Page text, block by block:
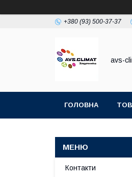
+380 (93) 500-37-37
avs-
ГОЛОВНА
Контакти